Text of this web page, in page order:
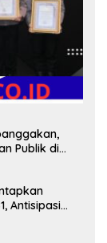
Publik di
Antisipasi